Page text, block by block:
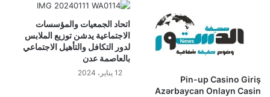
Pin-up Casino Giriş
Azərbaycan Onlayn Casin
اتحاد الجمعيات والمؤسسات
الاجتماعية يدشن توزيع الملابس
لدور التكافل والتأهيل الاجتماعي
بالعاصمة عدن
12 يناير، 2024